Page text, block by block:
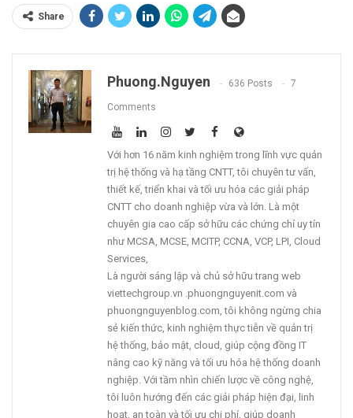
Share
Phuong.nguyen 636 Posts 7
Comments
Với hơn 16 năm kinh nghiệm trong lĩnh vực quản
trị hệ thống và hạ tầng CNTT, tôi chuyên tư vấn,
thiết kế, triển khai và tối ưu hóa các giải pháp
CNTT cho doanh nghiệp vừa và lớn. Là một
chuyên gia cao cấp sở hữu các chứng chỉ uy tín
như MCSA, MCSE, MCITP, CCNA, VCP, LPI, Cloud
Services,
Là người sáng lập và chủ sở hữu trang web
viettechgroup.vn .phuongnguyenit.com và
phuongnguyenblog.com, tôi không ngừng chia
sẻ kiến thức, kinh nghiệm thực tiễn về quản trị
hệ thống, bảo mật, cloud, giúp cộng đồng IT
nâng cao kỹ năng và tối ưu hóa hệ thống doanh
nghiệp. Với tầm nhìn chiến lược về công nghệ,
tôi luôn hướng đến các giải pháp hiện đại, linh
hoạt, an toàn và tối ưu chi phí, giúp doanh